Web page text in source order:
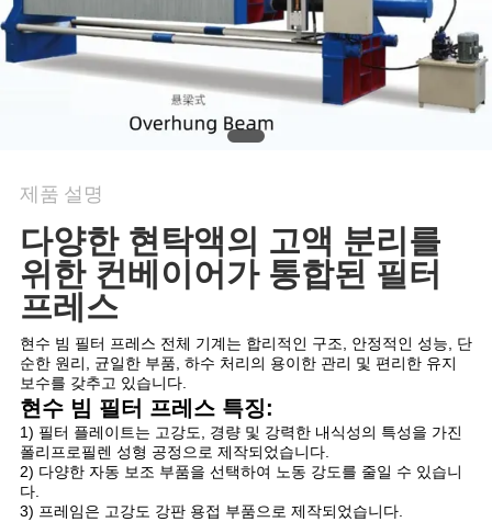
문
의
조
회
를
요
청
하
다
제품 설명
다양한 현탁액의 고액 분리를
위한 컨베이어가 통합된 필터
프레스
현수 빔 필터 프레스 전체 기계는 합리적인 구조, 안정적인 성능, 단
순한 원리, 균일한 부품, 하수 처리의 용이한 관리 및 편리한 유지
보수를 갖추고 있습니다.
현수 빔 필터 프레스 특징:
1) 필터 플레이트는 고강도, 경량 및 강력한 내식성의 특성을 가진
폴리프로필렌 성형 공정으로 제작되었습니다.
2) 다양한 자동 보조 부품을 선택하여 노동 강도를 줄일 수 있습니
다.
3) 프레임은 고강도 강판 용접 부품으로 제작되었습니다.